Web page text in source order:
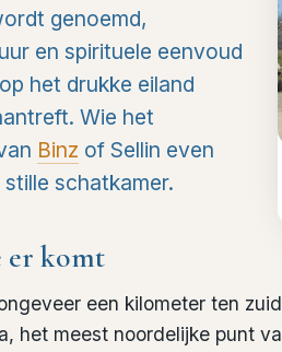
genoemd,
en spirituele eenvoud
het drukke eiland
Wie het
Binz of Sellin even
schatkamer.
er komt
een kilometer ten
het meest noordelijke punt